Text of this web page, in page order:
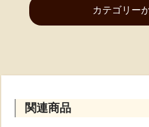
だいております。
◇パッケージは予告なく変更
カテゴリー
関連商品